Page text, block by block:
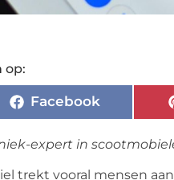
op:
Facebook
expert in
trekt vooral mensen